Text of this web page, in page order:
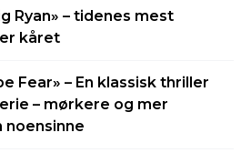
Ryan» – tidenes mest
kåret
Fear» – En klassisk thriller
– mørkere og mer